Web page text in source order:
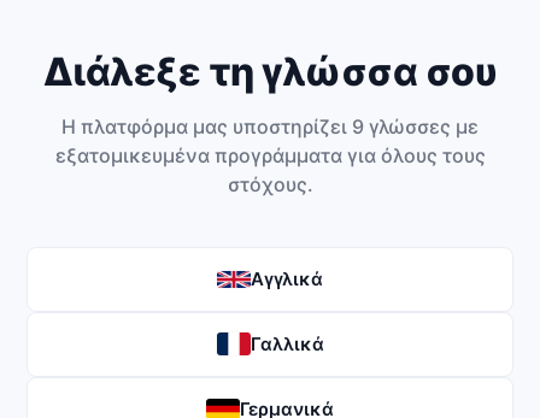
Διάλεξε τη γλώσσα σου
Η πλατφόρμα μας υποστηρίζει 9 γλώσσες με
εξατομικευμένα προγράμματα για όλους τους
στόχους.
Αγγλικά
Γαλλικά
Γερμανικά